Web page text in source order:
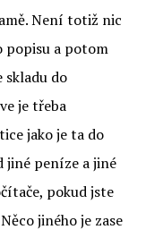
Není totiž nic
popisu a potom
do
je třeba
jako je ta do
jiné peníze a jiné
pokud jste
jiného je zase